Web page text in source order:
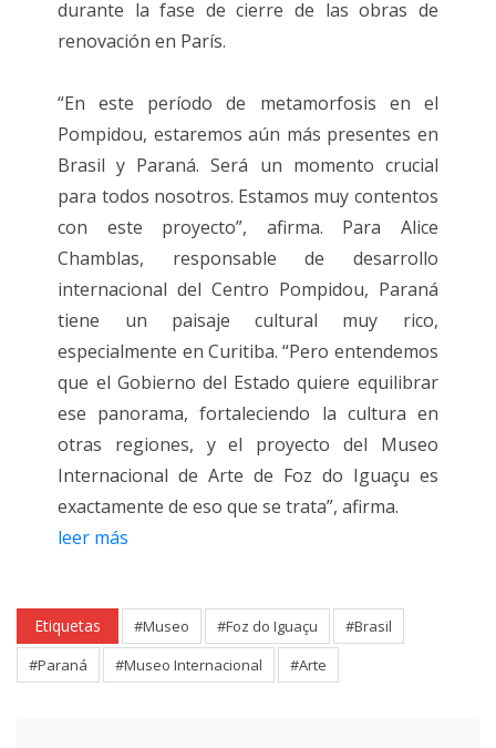
durante la fase de cierre de las obras de
renovación en París.
“En este período de metamorfosis en el
Pompidou, estaremos aún más presentes en
Brasil y Paraná. Será un momento crucial
para todos nosotros. Estamos muy contentos
con este proyecto”, afirma. Para Alice
Chamblas, responsable de desarrollo
internacional del Centro Pompidou, Paraná
tiene un paisaje cultural muy rico,
especialmente en Curitiba. “Pero entendemos
que el Gobierno del Estado quiere equilibrar
ese panorama, fortaleciendo la cultura en
otras regiones, y el proyecto del Museo
Internacional de Arte de Foz do Iguaçu es
exactamente de eso que se trata”, afirma.
leer más
Etiquetas #Museo #Foz do Iguaçu
#Brasil
#Paraná
#Museo Internacional #Arte